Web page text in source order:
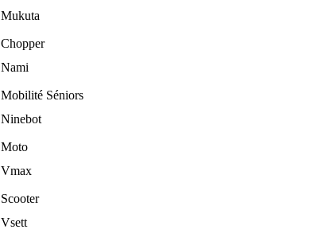
Mukuta
Nami
Ninebot
Vmax
Vsett
Chopper
Mobilité Séniors
Moto
Scooter